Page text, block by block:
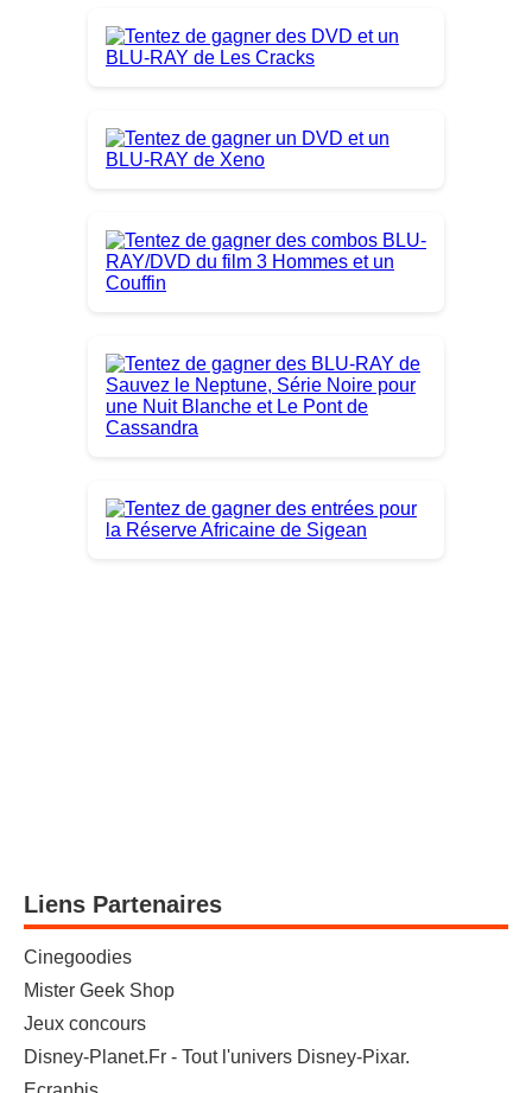
Liens Partenaires
Cinegoodies
Mister Geek Shop
Jeux concours
Disney-Planet.Fr - Tout l'univers Disney-Pixar.